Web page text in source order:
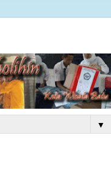
▼